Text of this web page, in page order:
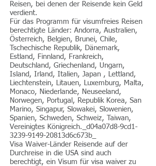
Reisen, bei denen der Reisende kein Geld
verdient.
Für das Programm für visumfreies Reisen
berechtigte Länder: Andorra, Australien,
Österreich, Belgien, Brunei, Chile,
Tschechische Republik, Dänemark,
Estland, Finnland, Frankreich,
Deutschland, Griechenland, Ungarn,
Island, Irland, Italien, Japan , Lettland,
Liechtenstein, Litauen, Luxemburg, Malta,
Monaco, Niederlande, Neuseeland,
Norwegen, Portugal, Republik Korea, San
Marino, Singapur, Slowakei, Slowenien,
Spanien, Schweden, Schweiz, Taiwan,
Vereinigtes Königreich._d04a07d8-9cd1-
3239-9149-20813d6c673b_
Visa Waiver-Länder Reisende auf der
Durchreise in die USA sind auch
berechtigt, ein Visum für visa waiver zu